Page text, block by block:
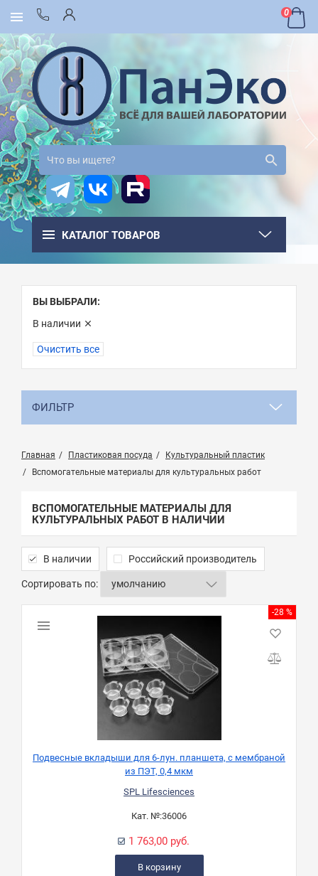
0
КАТАЛОГ ТОВАРОВ
ВЫ ВЫБРАЛИ:
В наличии
Очистить все
ФИЛЬТР
Главная Пластиковая посуда
Культуральный пластик
Вспомогательные материалы для культуральных работ
ВСПОМОГАТЕЛЬНЫЕ МАТЕРИАЛЫ ДЛЯ
КУЛЬТУРАЛЬНЫХ РАБОТ В НАЛИЧИИ
В наличии Российский производитель
Сортировать по:
-28 %
Подвесные вкладыши для 6-лун. планшета, с мембраной
из ПЭТ, 0,4 мкм
SPL Lifesciences
Кат. №:36006
1 763,00 руб.
В корзину